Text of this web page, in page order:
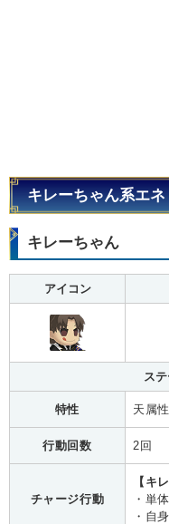
キレーちゃん系エ
キレーちゃん
アイコン
ス
特性 天属
行動回数 2回
チャージ行動
【キ
・単
・自